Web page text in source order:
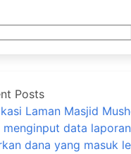
Posts
Laman Masjid
menginput data
dana yang masuk